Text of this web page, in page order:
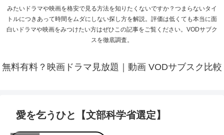
みたいドラマや映画を格安で見る方法を知りたくないですか？つまらないタイ
トルにつきあって時間をムダにしない探し方を解説。評価は低くても本当に面
白いドラマや映画をみつけたい方はぜひこの記事をご覧ください。VODサブク
スを徹底調査。
無料有料？映画ドラマ見放題｜動画 VODサブスク比較
愛を乞うひと【文部科学省選定】